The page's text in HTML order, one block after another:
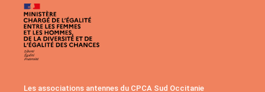
Les associations antennes du CPCA Sud Occitanie